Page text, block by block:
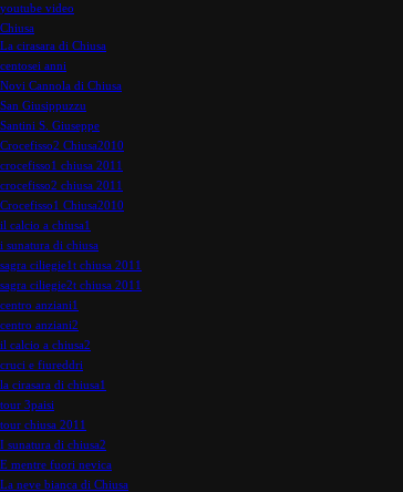
youtube video
Chiusa
La cirasara di Chiusa
centosei anni
Novi Cannola di Chiusa
San Giusippuzzu
Santini S. Giuseppe
Crocefisso2 Chiusa2010
crocefisso1 chiusa 2011
crocefisso2 chiusa 2011
Crocefisso1 Chiusa2010
il calcio a chiusa1
i sunatura di chiusa
sagra ciliegie1t chiusa 2011
sagra ciliegie2t chiusa 2011
centro anziani1
centro anziani2
il calcio a chiusa2
cruci e fiureddri
la cirasara di chiusa1
tour 3paisi
tour chiusa 2011
I sunatura di chiusa2
E mentre fuori nevica
La neve bianca di Chiusa